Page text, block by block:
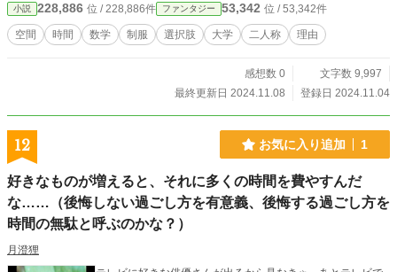
小説 228,886 位 / 228,886件 ファンタジー 53,342 位 / 53,342件
空間 時間 数学 制服 選択肢 大学 二人称 理由
感想数 0
文字数 9,997
最終更新日 2024.11.08
登録日 2024.11.04
12 お気に入り追加 1
好きなものが増えると、それに多くの時間を費やすんだ
な……（後悔しない過ごし方を有意義、後悔する過ごし方を
時間の無駄と呼ぶのかな？）
月澄狸